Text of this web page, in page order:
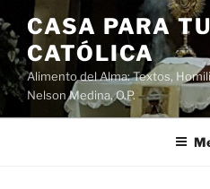
Saltar
al
contenido
CASA PARA
CATÓLICA
Alimento del Alma: Textos,
Nelson Medina, O.P.